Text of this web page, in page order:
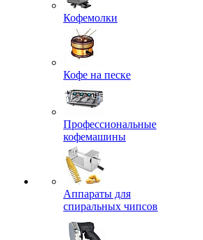
Кофемолки
Кофе на песке
Профессиональные
кофемашины
Аппараты для
спиральных чипсов